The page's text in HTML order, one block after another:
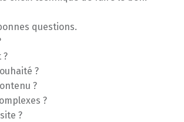
questions.
?
?
?
?
?